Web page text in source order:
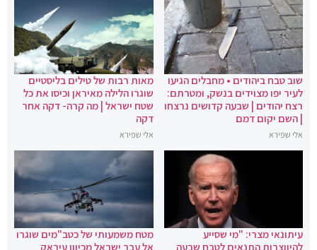
שוב טבח ביהודים • מחבלים הגיעו
לעיר יפו מצוידים בנשק, ומטרתם:
רצח יהודים | שבעה קדושים נרצחו
| השם יקום דמם
אלי שפירא
מאות רבות של טילים בליסטיים
שוגרו הלילה מאיראן וכיסו את כל
שטח ישראל | מה קרה- דקה אחר
דקה
אלי שפירא
עיתונאי מצרי: "מי שסייע
להיווצרות התנאים לטבח שבעה
מטח משמעותי של כטב"מים שוגרו
אל עבר ישראל מכיוון עיראק